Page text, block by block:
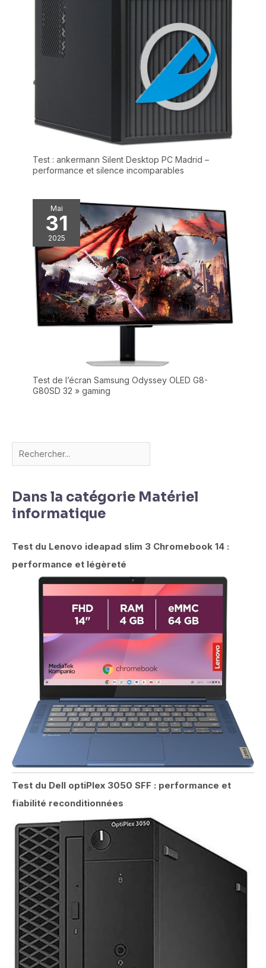
film sans avoir à bouger
l’ordinateur. 💼 Un Excellent
Rapport Qualité/Prix: À la
recherche d’un ordinateur
portable bon marché mais
fiable ? Ce modèle est le
meilleur allié des utilisateurs
(ouvrir plusieurs onglets sans
quotidien, sans se ruiner.
Test : ankermann Silent Desktop PC Madrid –
performance et silence incomparables
Mai
31
2025
Test de l’écran Samsung Odyssey OLED G8-
G80SD 32 » gaming
Dans la catégorie Matériel
informatique
Test du Lenovo ideapad slim 3 Chromebook 14 :
performance et légèreté
Test du Dell optiPlex 3050 SFF : performance et
fiabilité reconditionnées